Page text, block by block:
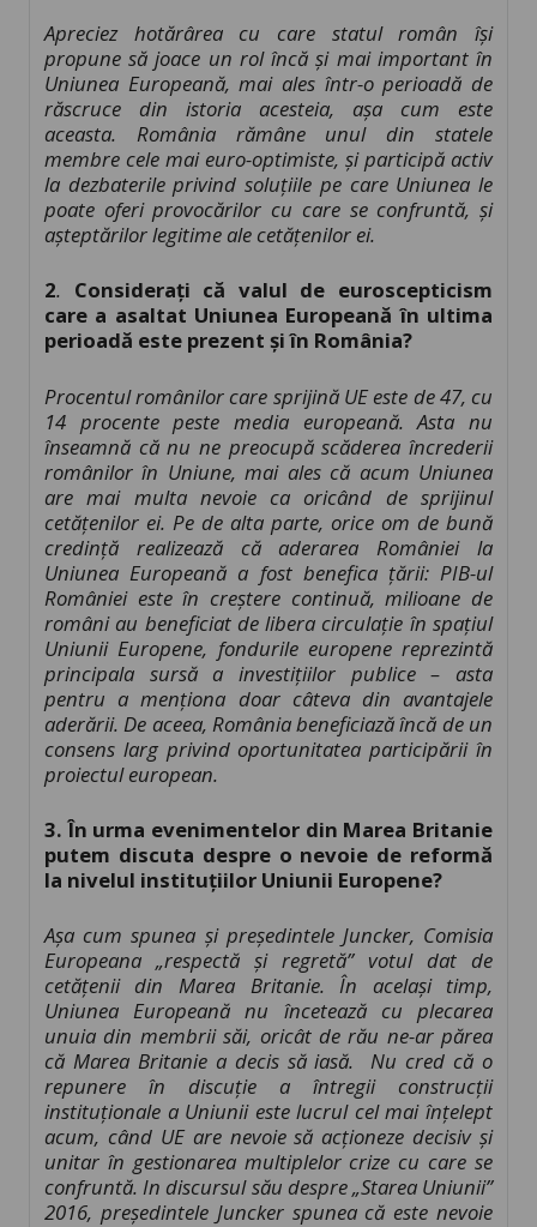
Apreciez hotărârea cu care statul român își
propune să joace un rol încă și mai important în
Uniunea Europeană, mai ales într-o perioadă de
răscruce din istoria acesteia, așa cum este
aceasta. România rămâne unul din statele
membre cele mai euro-optimiste, și participă activ
la dezbaterile privind soluțiile pe care Uniunea le
poate oferi provocărilor cu care se confruntă, și
așteptărilor legitime ale cetățenilor ei.
2. Considerați că valul de euroscepticism
care a asaltat Uniunea Europeană în ultima
perioadă este prezent și în România?
Procentul românilor care sprijină UE este de 47, cu
14 procente peste media europeană. Asta nu
înseamnă că nu ne preocupă scăderea încrederii
românilor în Uniune, mai ales că acum Uniunea
are mai multa nevoie ca oricând de sprijinul
cetățenilor ei. Pe de alta parte, orice om de bună
credință realizează că aderarea României la
Uniunea Europeană a fost benefica țării: PIB-ul
României este în creștere continuă, milioane de
români au beneficiat de libera circulație în spațiul
Uniunii Europene, fondurile europene reprezintă
principala sursă a investițiilor publice – asta
pentru a menționa doar câteva din avantajele
aderării. De aceea, România beneficiază încă de un
consens larg privind oportunitatea participării în
proiectul european.
3. În urma evenimentelor din Marea Britanie
putem discuta despre o nevoie de reformă
la nivelul instituțiilor Uniunii Europene?
Așa cum spunea și președintele Juncker, Comisia
Europeana „respectă și regretă” votul dat de
cetățenii din Marea Britanie. În același timp,
Uniunea Europeană nu încetează cu plecarea
unuia din membrii săi, oricât de rău ne-ar părea
că Marea Britanie a decis să iasă. Nu cred că o
repunere în discuție a întregii construcții
instituționale a Uniunii este lucrul cel mai înțelept
acum, când UE are nevoie să acționeze decisiv și
unitar în gestionarea multiplelor crize cu care se
confruntă. In discursul său despre „Starea Uniunii”
2016, președintele Juncker spunea că este nevoie